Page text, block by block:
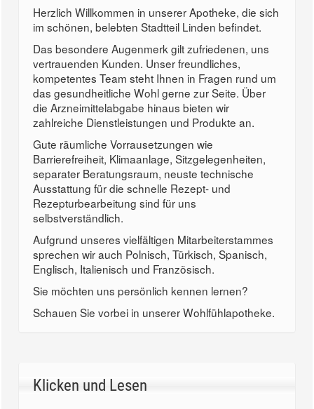
Herzlich Willkommen in unserer Apotheke, die sich
im schönen, belebten Stadtteil Linden befindet.
Das besondere Augenmerk gilt zufriedenen, uns
vertrauenden Kunden. Unser freundliches,
kompetentes Team steht Ihnen in Fragen rund um
das gesundheitliche Wohl gerne zur Seite. Über
die Arzneimittelabgabe hinaus bieten wir
zahlreiche Dienstleistungen und Produkte an.
Gute räumliche Vorrausetzungen wie
Barrierefreiheit, Klimaanlage, Sitzgelegenheiten,
separater Beratungsraum, neuste technische
Ausstattung für die schnelle Rezept- und
Rezepturbearbeitung sind für uns
selbstverständlich.
Aufgrund unseres vielfältigen Mitarbeiterstammes
sprechen wir auch Polnisch, Türkisch, Spanisch,
Englisch, Italienisch und Französisch.
Sie möchten uns persönlich kennen lernen?
Schauen Sie vorbei in unserer Wohlfühlapotheke.
Klicken und Lesen